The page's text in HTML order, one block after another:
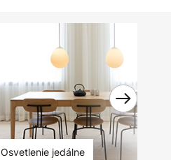
Osvetlenie jedálne